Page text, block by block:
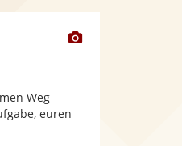
Dieser
Weg
euren